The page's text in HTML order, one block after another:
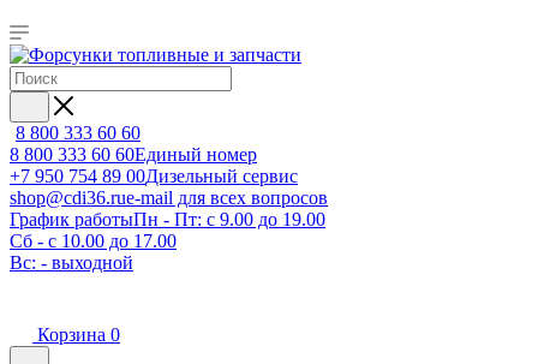
8 800 333 60 60
8 800 333 60 60Единый номер
+7 950 754 89 00Дизельный сервис
shop@cdi36.rue-mail для всех вопросов
График работыПн - Пт: с 9.00 до 19.00
Сб - с 10.00 до 17.00
Вс: - выходной
Корзина 0